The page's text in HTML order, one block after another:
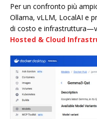
Per un confronto più
Ollama, vLLM, LocalAI e
di costo e
Hosted & Cloud